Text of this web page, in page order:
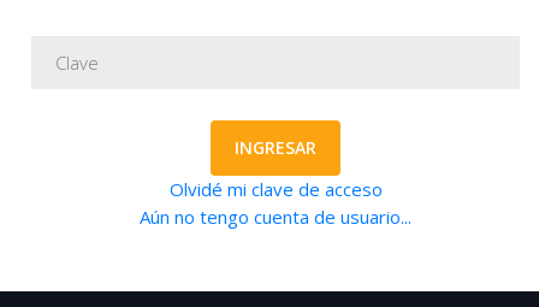
INGRESAR
Olvidé mi clave de acceso
Aún no tengo cuenta de usuario...